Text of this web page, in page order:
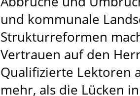
und kommunale
Strukturreformen
Vertrauen auf den
Qualifizierte Lektoren
mehr, als die Lücken